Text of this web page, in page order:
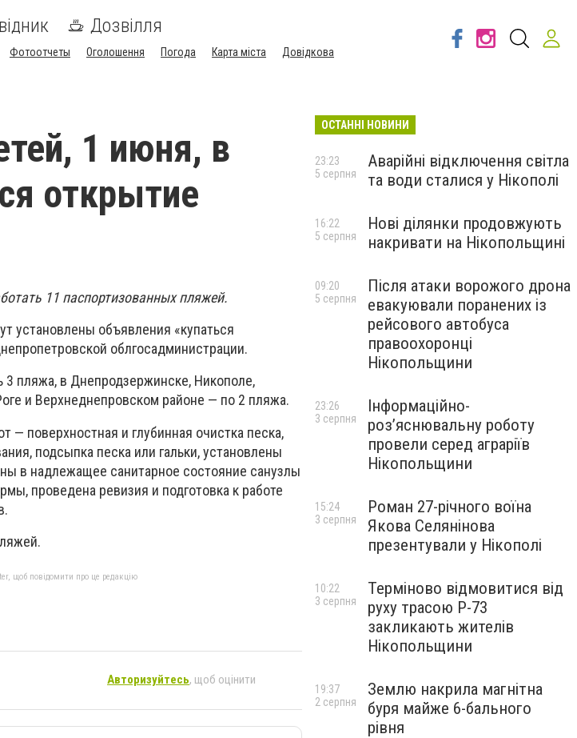
Дозвілля
Фотоотчеты Оголошення Погода Карта міста Довідкова
1 июня, в
открытие
11 паспортизованных пляжей.
установлены объявления «купаться
облгосадминистрации.
3 пляжа, в Днепродзержинске, Никополе,
и Верхнеднепровском районе — по 2 пляжа.
— поверхностная и глубинная очистка песка,
подсыпка песка или гальки, установлены
в надлежащее санитарное состояние санузлы
проведена ревизия и подготовка к работе
щоб повідомити про це редакцію
Авторизуйтесь, щоб оцінити
ОСТАННІ НОВИНИ
Аварійні відключення світла
та води сталися у Нікополі
23:23
5 серпня
Нові ділянки продовжують
накривати на Нікопольщині
16:22
5 серпня
Після атаки ворожого дрона
евакуювали поранених із
рейсового автобуса
правоохоронці
Нікопольщини
09:20
5 серпня
Інформаційно-
роз’яснювальну роботу
провели серед аграріїв
Нікопольщини
23:26
3 серпня
Роман 27-річного воїна
Якова Селянінова
презентували у Нікополі
15:24
3 серпня
Терміново відмовитися від
руху трасою Р-73
закликають жителів
Нікопольщини
10:22
3 серпня
Землю накрила магнітна
буря майже 6-бального
рівня
19:37
2 серпня